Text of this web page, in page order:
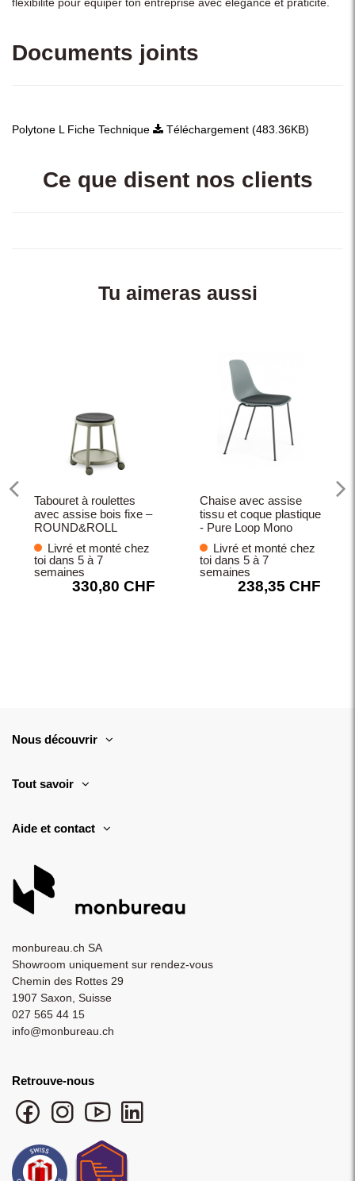
Documents joints
Polytone L Fiche Technique Téléchargement (483.36KB)
Ce que disent nos clients
Tu aimeras aussi
Tabouret à roulettes
avec assise bois fixe –
ROUND&ROLL
Livré et monté chez
toi dans 5 à 7
semaines
330,80 CHF
Chaise avec assise
tissu et coque plastique
- Pure Loop Mono
Livré et monté chez
toi dans 5 à 7
semaines
238,35 CHF
Nous découvrir
Tout savoir
Aide et contact
monbureau.ch SA
Showroom uniquement sur rendez-vous
Chemin des Rottes 29
1907 Saxon, Suisse
027 565 44 15
info@monbureau.ch
Retrouve-nous
Facebook monbureau
Instagram monbureau
YouTube monbureau